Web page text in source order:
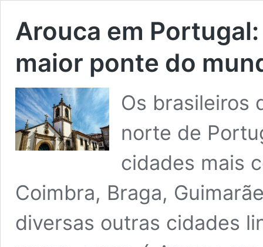
Arouca em
maior ponte do
Os brasileiros
norte de
cidades mais
Coimbra, Braga,
diversas outras cidades